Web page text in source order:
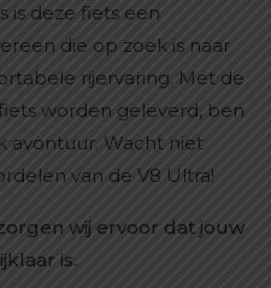
is deze fiets een
die op zoek is naar
rijervaring. Met de
worden geleverd, ben
avontuur. Wacht niet
van de V8 Ultra!
wij ervoor dat jouw
is.